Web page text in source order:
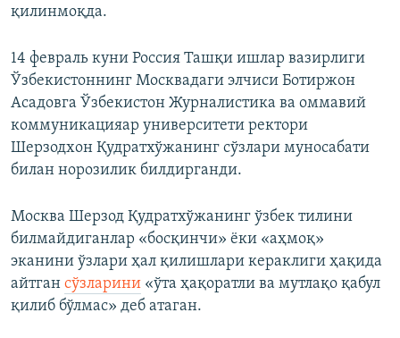
қилинмоқда.
14 февраль куни Россия Ташқи ишлар вазирлиги
Ўзбекистоннинг Москвадаги элчиси Ботиржон
Асадовга Ўзбекистон Журналистика ва оммавий
коммуникацияар университети ректори
Шерзодхон Қудратхўжанинг сўзлари муносабати
билан норозилик билдирганди.
Москва Шерзод Қудратхўжанинг ўзбек тилини
билмайдиганлар «босқинчи» ёки «аҳмоқ»
эканини ўзлари ҳал қилишлари кераклиги ҳақида
айтган сўзларини «ўта ҳақоратли ва мутлақо қабул
қилиб бўлмас» деб атаган.